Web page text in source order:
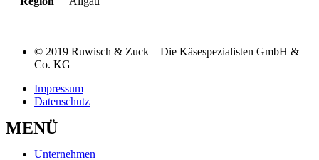
© 2019 Ruwisch & Zuck – Die Käsespezialisten GmbH &
Co. KG
Impressum
Datenschutz
MENÜ
Unternehmen